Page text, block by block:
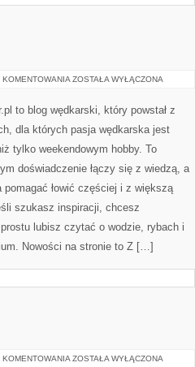
PORADY
ZOSTAŁA WYŁĄCZONA
to blog wędkarski, który powstał z
dla których pasja wędkarska jest
tylko weekendowym hobby. To
doświadczenie łączy się z wiedzą, a
pomagać łowić częściej i z większą
szukasz inspiracji, chcesz
lubisz czytać o wodzie, rybach i
Nowości na stronie to Z […]
POLITYKA
ZOSTAŁA WYŁĄCZONA